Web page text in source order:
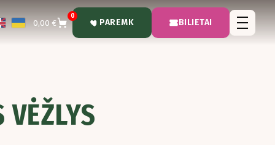
0,00 €
0
PAREMK BILIETAI